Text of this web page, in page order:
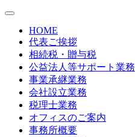
HOME
代表ご挨拶
相続税・贈与税
公益法人等サポート業務
事業承継業務
会社設立業務
税理士業務
オフィスのご案内
事務所概要